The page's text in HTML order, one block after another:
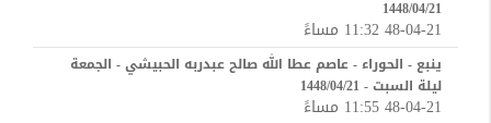
1448/04/21
48-04-21 11:32 مساءً
ينبع - الحوراء - عاصم عطا الله صالح عبدربه الحبيشي - الجمعة
ليلة السبت - 1448/04/21
48-04-21 11:55 مساءً